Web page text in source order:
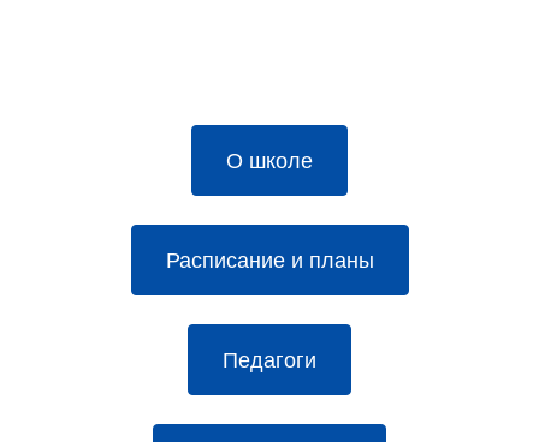
О школе
Расписание и планы
Педагоги